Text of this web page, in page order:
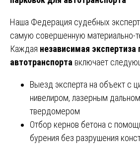
Наша Федерация судебных
самую совершенную материально-
Каждая независимая экспертиза
автотранспорта включает
Выезд эксперта на объект с
нивелиром, лазерным
твердомером
Отбор кернов бетона с
бурения без разрушения